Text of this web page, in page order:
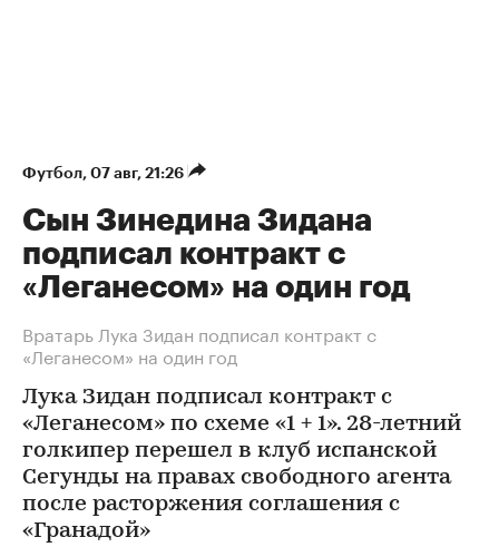
Футбол 07 авг, 21:26
Сын Зинедина Зидана
подписал контракт с
«Леганесом» на один год
Вратарь Лука Зидан подписал контракт с
«Леганесом» на один год
Лука Зидан подписал контракт с
«Леганесом» по схеме «1 + 1». 28-летний
голкипер перешел в клуб испанской
Сегунды на правах свободного агента
после расторжения соглашения с
«Гранадой»